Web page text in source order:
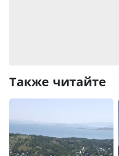
Также читайте